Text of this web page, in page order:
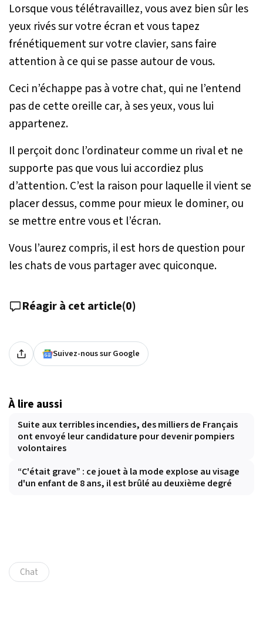
Lorsque vous télétravaillez, vous avez bien sûr les
yeux rivés sur votre écran et vous tapez
frénétiquement sur votre clavier, sans faire
attention à ce qui se passe autour de vous.
Ceci n’échappe pas à votre chat, qui ne l’entend
pas de cette oreille car, à ses yeux, vous lui
appartenez.
Il perçoit donc l’ordinateur comme un rival et ne
supporte pas que vous lui accordiez plus
d’attention. C’est la raison pour laquelle il vient se
placer dessus, comme pour mieux le dominer, ou
se mettre entre vous et l’écran.
Vous l’aurez compris, il est hors de question pour
les chats de vous partager avec quiconque.
Réagir à cet article(0)
Suivez-nous sur Google
À lire aussi
Suite aux terribles incendies, des milliers de Français
ont envoyé leur candidature pour devenir pompiers
volontaires
“C'était grave” : ce jouet à la mode explose au visage
d'un enfant de 8 ans, il est brûlé au deuxième degré
Chat